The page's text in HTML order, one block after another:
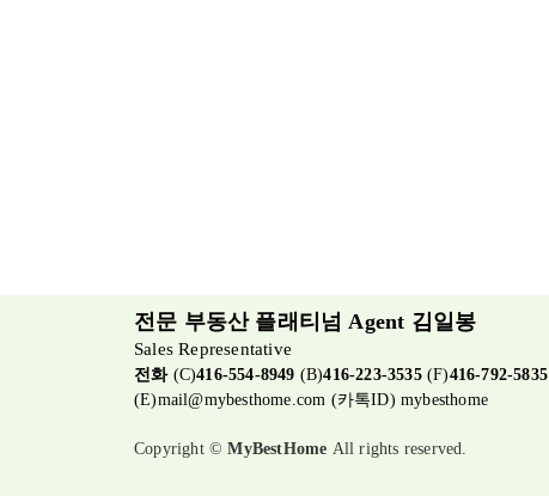
전문 부동산 플래티넘 Agent 김일봉
Sales Representative
전화(C)416-554-8949 (B)416-223-3535(F)416-792-5835
(E)mail@mybesthome.com (카톡ID) mybesthome
Copyright ©MyBestHome All rights reserved.